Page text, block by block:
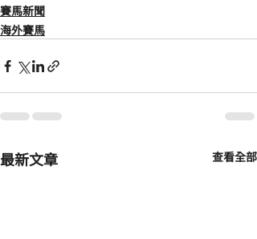
賽馬新聞
海外賽馬
最新文章 查看全部